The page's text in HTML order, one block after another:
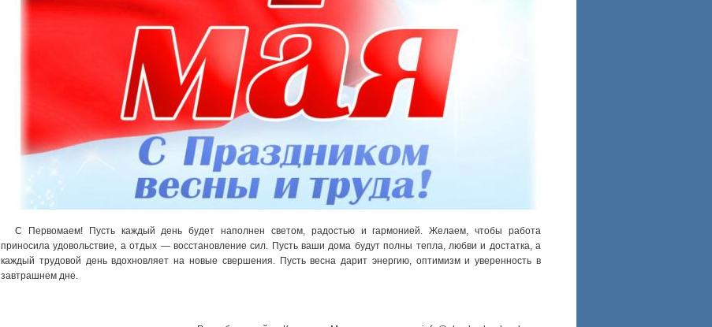
С Первомаем! Пусть каждый день будет наполнен светом, радостью и гармонией. Желаем, чтобы работа
приносила удовольствие, а отдых — восстановление сил. Пусть ваши дома будут полны тепла, любви и достатка, а
каждый трудовой день вдохновляет на новые свершения. Пусть весна дарит энергию, оптимизм и уверенность в
завтрашнем дне.